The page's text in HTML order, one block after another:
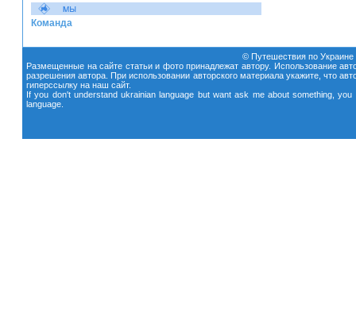
Команда
© Путешествия по Украине
Размещенные на сайте статьи и фото принадлежат автору. Использование
разрешения автора. При использовании авторского материала укажите, что
гиперссылку на наш сайт.
If you don't understand ukrainian language but want ask me about something,
language.